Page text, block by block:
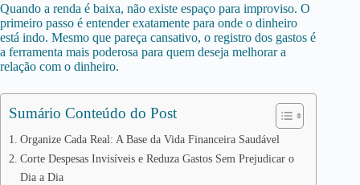
Quando a renda é baixa, não existe espaço para improviso. O
primeiro passo é entender exatamente para onde o dinheiro
está indo. Mesmo que pareça cansativo, o registro dos gastos é
a ferramenta mais poderosa para quem deseja melhorar a
relação com o dinheiro.
Sumário Conteúdo do Post
Organize Cada Real: A Base da Vida Financeira Saudável
Corte Despesas Invisíveis e Reduza Gastos Sem Prejudicar o
Dia a Dia